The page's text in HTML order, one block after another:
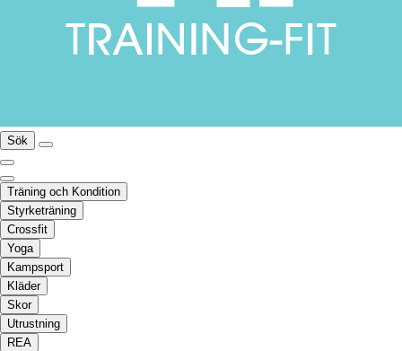
Sök
Träning och Kondition
Styrketräning
Crossfit
Yoga
Kampsport
Kläder
Skor
Utrustning
REA